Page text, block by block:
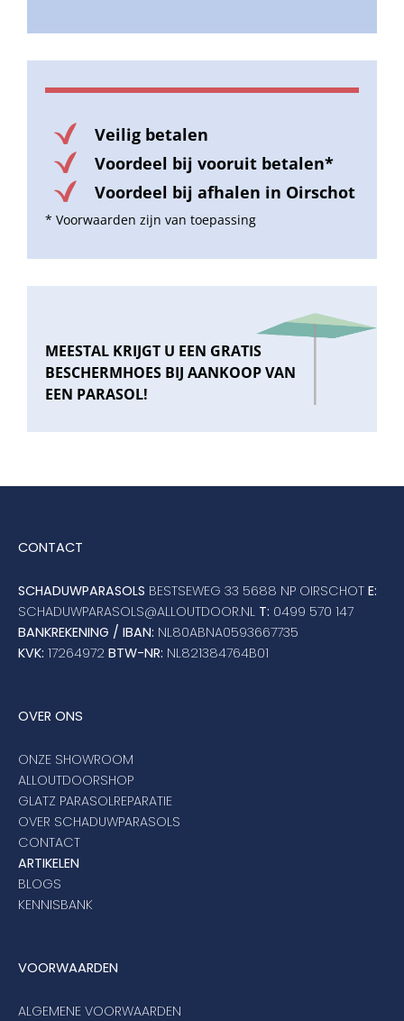
Veilig betalen
Voordeel bij vooruit betalen*
Voordeel bij afhalen in Oirschot
* Voorwaarden zijn van toepassing
MEESTAL KRIJGT U EEN GRATIS
BESCHERMHOES BIJ AANKOOP VAN
EEN PARASOL!
CONTACT
SCHADUWPARASOLS BESTSEWEG 33 5688 NP OIRSCHOT E:
SCHADUWPARASOLS@ALLOUTDOOR.NL T: 0499 570 147
BANKREKENING / IBAN: NL80ABNA0593667735
KVK: 17264972 BTW-NR: NL821384764B01
OVER ONS
ONZE SHOWROOM
ALLOUTDOORSHOP
GLATZ PARASOLREPARATIE
OVER SCHADUWPARASOLS
CONTACT
ARTIKELEN
BLOGS
KENNISBANK
VOORWAARDEN
ALGEMENE VOORWAARDEN